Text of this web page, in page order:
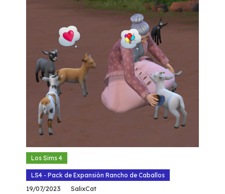
Los Sims 4
LS4 - Pack de Expansión Rancho de Caballos
19/07/2023 SalixCat